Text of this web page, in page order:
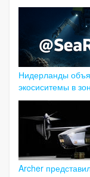
Нидерланды
экосиситемы в
Archer